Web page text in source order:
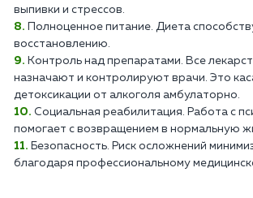
выпивки и стрессов.
Полноценное питание. Диета
восстановлению.
Контроль над препаратами. Все
назначают и контролируют врачи. Это
детоксикации от алкоголя амбулаторно.
Социальная реабилитация. Работа с
помогает с возвращением в нормальную
Безопасность. Риск осложнений
благодаря профессиональному